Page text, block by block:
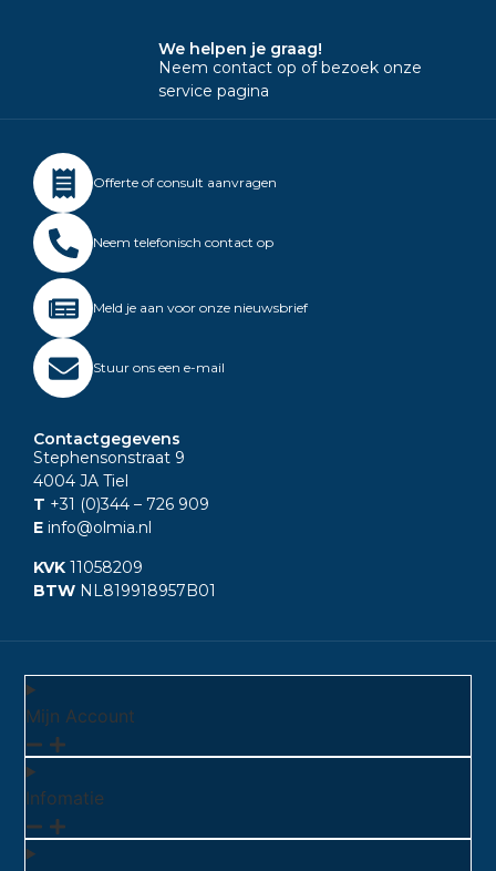
We helpen je graag!
Neem contact op of bezoek onze
service pagina
Offerte of consult aanvragen
Neem telefonisch contact op
Meld je aan voor onze nieuwsbrief
Stuur ons een e-mail
Contactgegevens
Stephensonstraat 9
4004 JA Tiel
T +31 (0)344 – 726 909
E info@olmia.nl
KVK 11058209
BTW NL819918957B01
Mijn Account
Infomatie